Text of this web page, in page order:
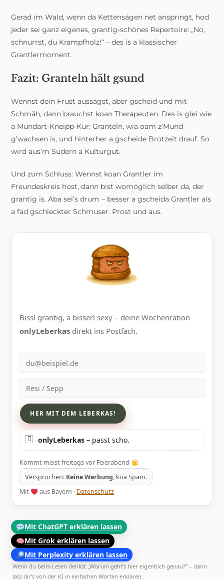
Gerad im Wald, wenn da Kettensägen net anspringt, hod
jeder sei ganz eigenes, grantig-schönes Repertoire: „No,
schnurrst, du Krampfholz!“ – des is a klassischer
Grantlermoment.
Fazit: Granteln hält gsund
Wennst dein Frust aussagst, aber gscheid und mit
Schmäh, dann brauchst koan Therapeuten. Des is glei wie
a Mundart-Kneipp-Kur: Granteln, wia oam z’Mund
g’wachsen is, und hinterher a gscheide Brotzeit drauf. So
wird aus’m Sudern a Kulturgut.
Und zum Schluss: Wennst koan Grantler im
Freundeskreis host, dann bist womöglich selber da, der
grantig is. Aba sei’s drum – besser a gscheida Grantler als
a fad gschleckter Schmuser. Prost und aus.
Bissl grantig, a bisserl sexy – deine Wochenration
onlyLeberkas direkt ins Postfach.
E-Mail
Name
onlyLeberkas – passt scho.
Kommt meist freitags vor Feierabend
Versprochen: Keine Werbung, koa Spam.
Mit
aus Bayern · Datenschutz
Mit ChatGPT erklären lassen
Mit Grok erklären lassen
Mit Perplexity erklären lassen
Wenn du beim Lesen denkst „Worum geht’s hier eigentlich genau?“ – dann
lass dir’s von der KI in einfachen Worten erklären.